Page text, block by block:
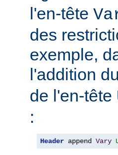
l'en-tête
des
exemple,
l'addition
de l'en-tête
:
Header append Vary